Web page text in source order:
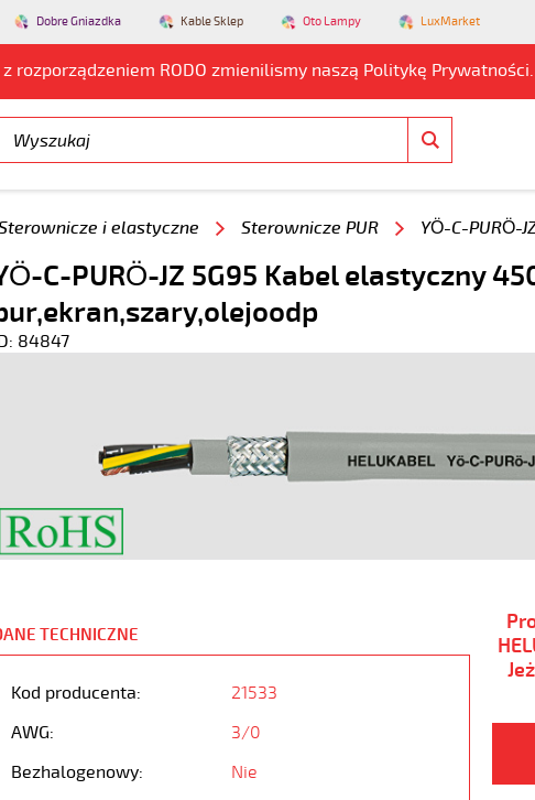
Dobre Gniazdka Kable Sklep Oto Lampy LuxMarket
rozporządzeniem RODO zmienilismy naszą Politykę
i elastyczne Sterownicze PUR YÖ-C-PURÖ-
C-PURÖ-JZ 5G95 Kabel elastyczny
84847
TECHNICZNE
Kod producenta:
21533
AWG:
3/0
Bezhalogenowy:
Nie